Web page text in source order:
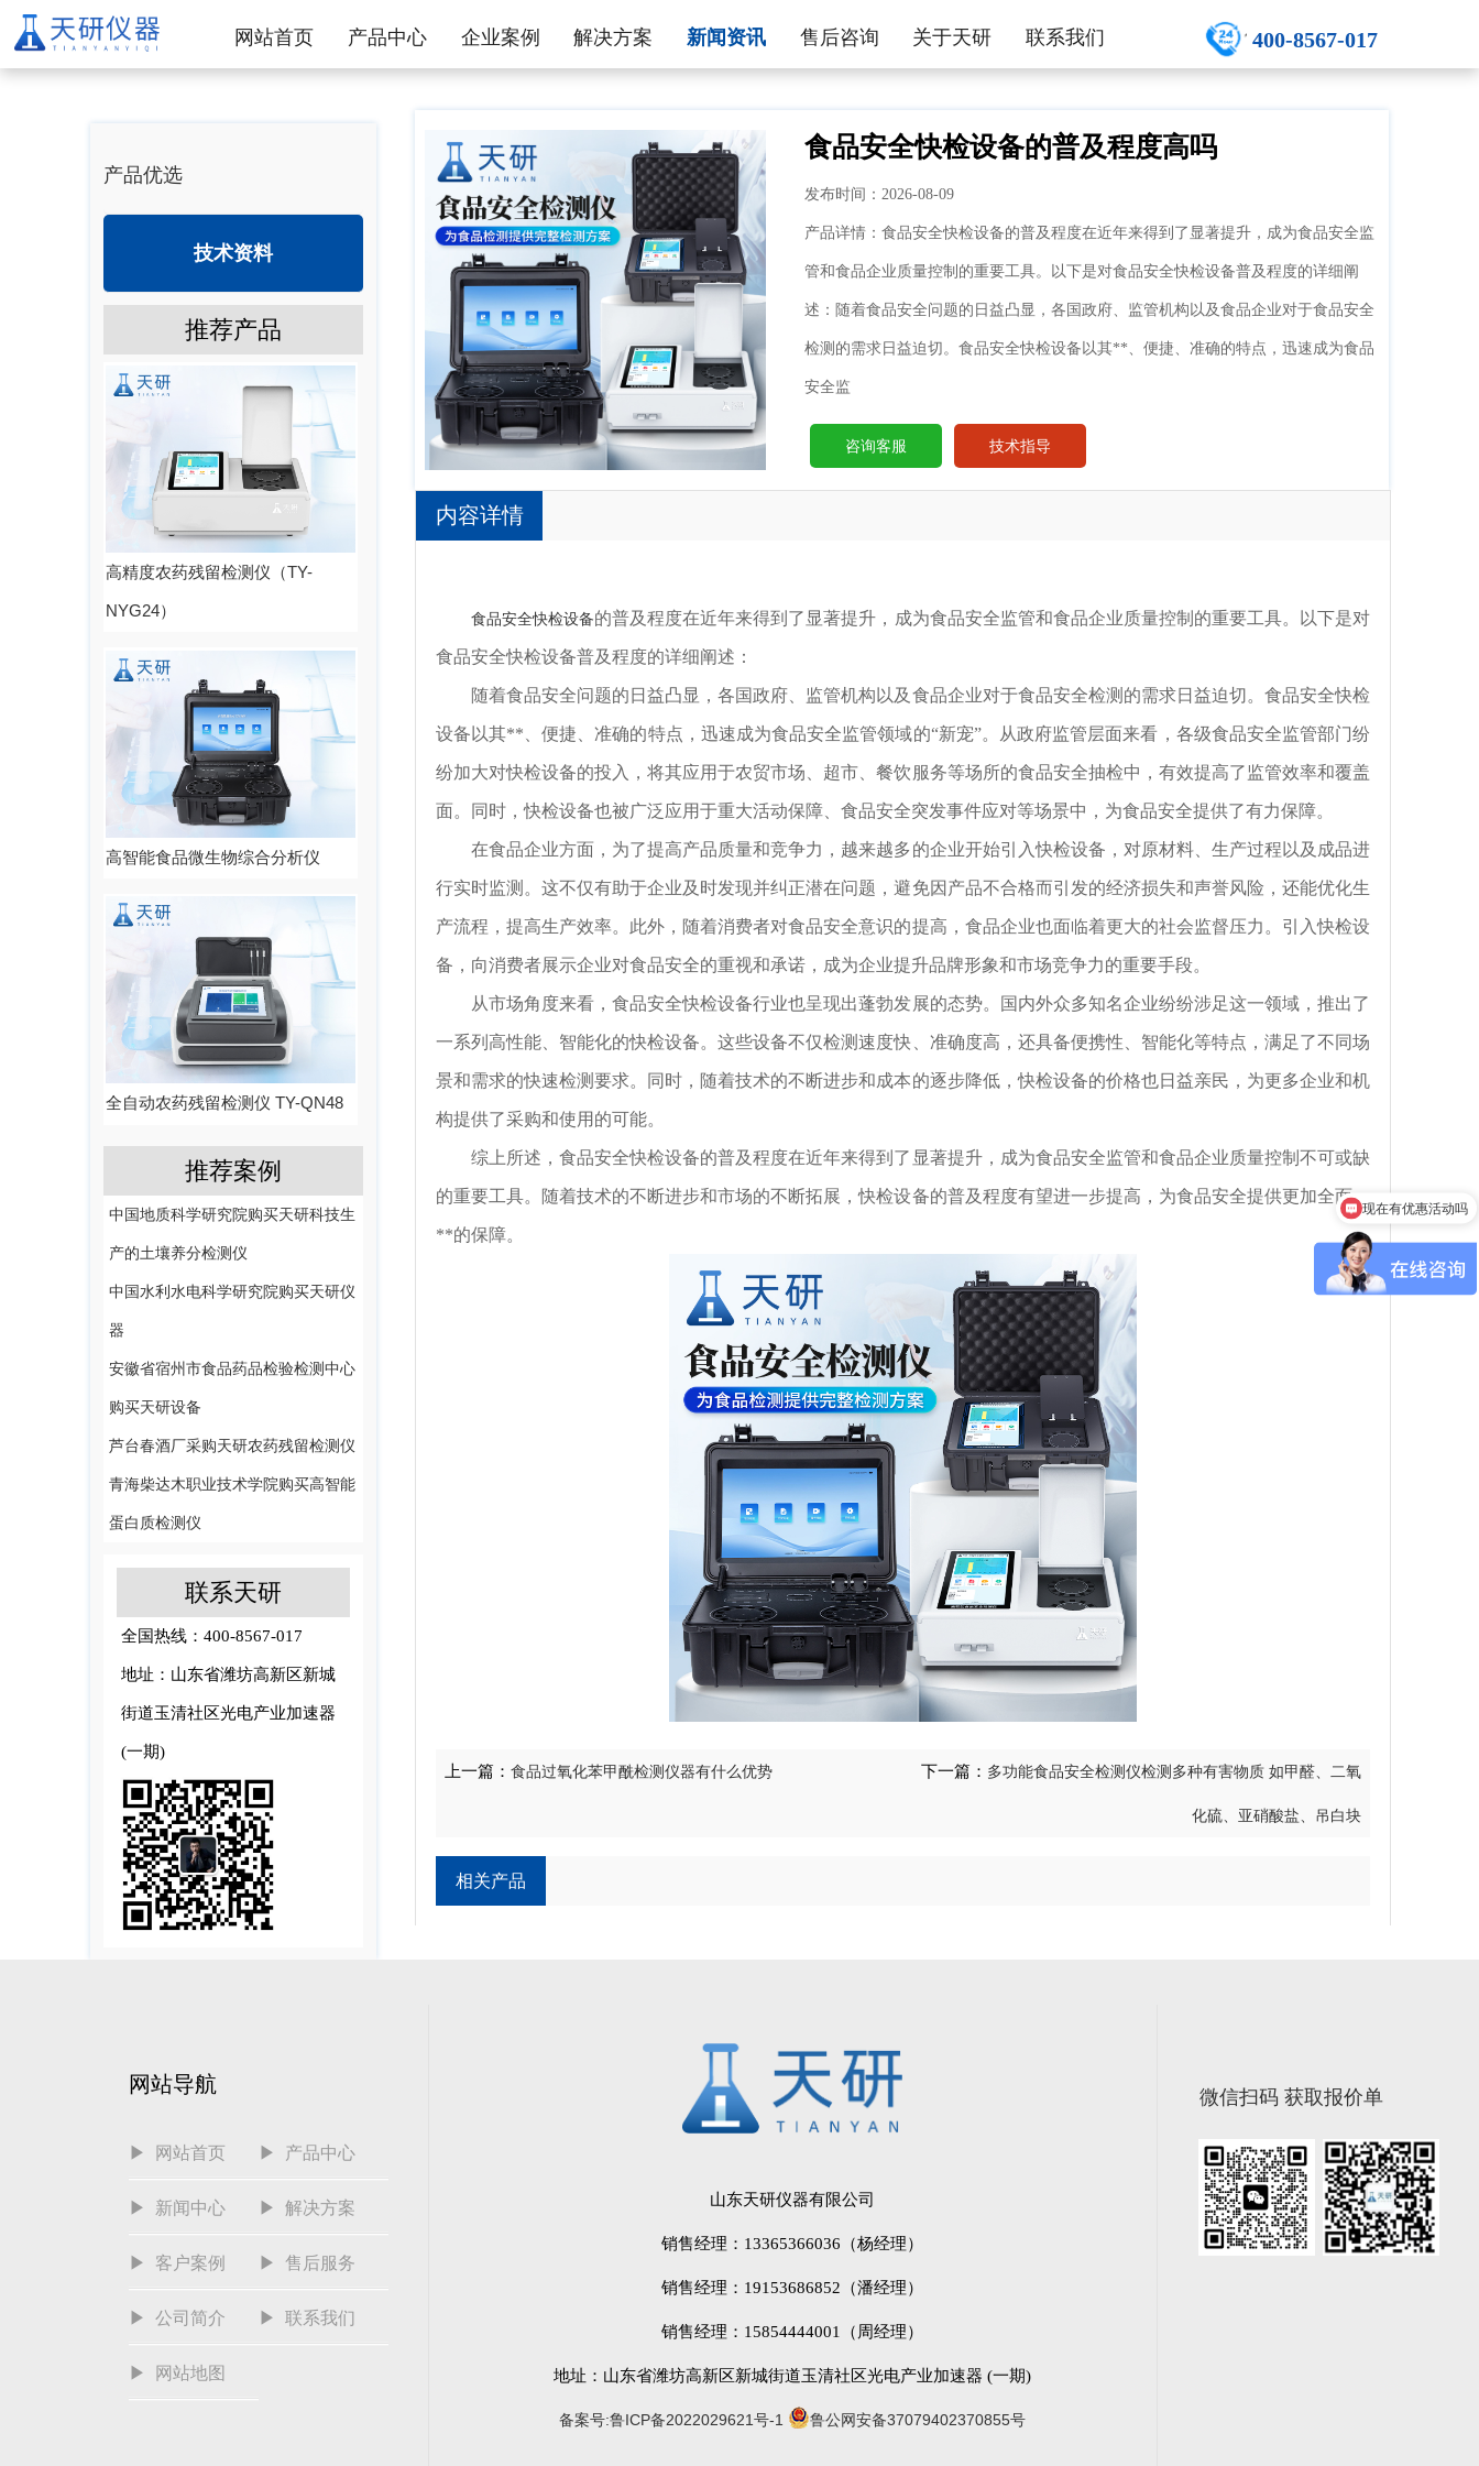
网站首页 产品中心 企业案例 解决方案 新闻资讯 售后咨询 关于天研 联系我们 400-8567-017
产品优选
技术资料
推荐产品
高精度农药残留检测仪（TY-
NYG24）
高智能食品微生物综合分析仪
全自动农药残留检测仪 TY-QN48
推荐案例
中国地质科学研究院购买天研科技生
产的土壤养分检测仪
中国水利水电科学研究院购买天研仪
器
安徽省宿州市食品药品检验检测中心
购买天研设备
芦台春酒厂采购天研农药残留检测仪
青海柴达木职业技术学院购买高智能
蛋白质检测仪
联系天研
全国热线：400-8567-017
地址：山东省潍坊高新区新城
街道玉清社区光电产业加速器
(一期)
食品安全快检设备的普及程度高吗
发布时间：2026-08-09
产品详情：食品安全快检设备的普及程度在近年来得到了显著提升，成为食品安全监
管和食品企业质量控制的重要工具。以下是对食品安全快检设备普及程度的详细阐
述：随着食品安全问题的日益凸显，各国政府、监管机构以及食品企业对于食品安全
检测的需求日益迫切。食品安全快检设备以其**、便捷、准确的特点，迅速成为食品
安全监
咨询客服 技术指导
内容详情
食品安全快检设备的普及程度在近年来得到了显著提升，成为食品安全监管和食品企业质量控制的重要工具。以下是对
食品安全快检设备普及程度的详细阐述：
随着食品安全问题的日益凸显，各国政府、监管机构以及食品企业对于食品安全检测的需求日益迫切。食品安全快检
设备以其**、便捷、准确的特点，迅速成为食品安全监管领域的“新宠”。从政府监管层面来看，各级食品安全监管部门纷
纷加大对快检设备的投入，将其应用于农贸市场、超市、餐饮服务等场所的食品安全抽检中，有效提高了监管效率和覆盖
面。同时，快检设备也被广泛应用于重大活动保障、食品安全突发事件应对等场景中，为食品安全提供了有力保障。
在食品企业方面，为了提高产品质量和竞争力，越来越多的企业开始引入快检设备，对原材料、生产过程以及成品进
行实时监测。这不仅有助于企业及时发现并纠正潜在问题，避免因产品不合格而引发的经济损失和声誉风险，还能优化生
产流程，提高生产效率。此外，随着消费者对食品安全意识的提高，食品企业也面临着更大的社会监督压力。引入快检设
备，向消费者展示企业对食品安全的重视和承诺，成为企业提升品牌形象和市场竞争力的重要手段。
从市场角度来看，食品安全快检设备行业也呈现出蓬勃发展的态势。国内外众多知名企业纷纷涉足这一领域，推出了
一系列高性能、智能化的快检设备。这些设备不仅检测速度快、准确度高，还具备便携性、智能化等特点，满足了不同场
景和需求的快速检测要求。同时，随着技术的不断进步和成本的逐步降低，快检设备的价格也日益亲民，为更多企业和机
构提供了采购和使用的可能。
综上所述，食品安全快检设备的普及程度在近年来得到了显著提升，成为食品安全监管和食品企业质量控制不可或缺
的重要工具。随着技术的不断进步和市场的不断拓展，快检设备的普及程度有望进一步提高，为食品安全提供更加全面、
**的保障。
上一篇：食品过氧化苯甲酰检测仪器有什么优势 下一篇： 多功能食品安全检测仪检测多种有害物质 如甲醛、二氧
化硫、亚硝酸盐、吊白块
相关产品
网站导航
▶ 网站首页 ▶ 产品中心
▶ 新闻中心 ▶ 解决方案
▶ 客户案例 ▶ 售后服务
▶ 公司简介 ▶ 联系我们
▶ 网站地图
山东天研仪器有限公司
销售经理：13365366036（杨经理）
销售经理：19153686852（潘经理）
销售经理：15854444001（周经理）
地址：山东省潍坊高新区新城街道玉清社区光电产业加速器 (一期)
备案号:鲁ICP备2022029621号-1 鲁公网安备37079402370855号
微信扫码 获取报价单
现在有优惠活动吗